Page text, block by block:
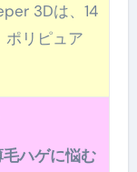
3Dは、14
ポリピュア
ハゲに悩む